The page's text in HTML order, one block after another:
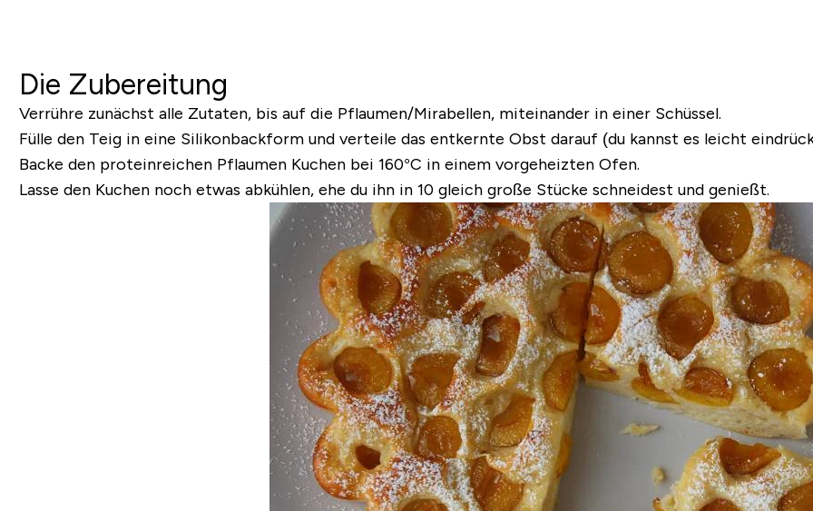
Die Zubereitung
Verrühre zunächst alle Zutaten, bis auf die Pflaumen/Mirabellen, miteinander in einer Schüssel.
Fülle den Teig in eine Silikonbackform und verteile das entkernte Obst darauf (du kannst es leicht
Backe den proteinreichen Pflaumen Kuchen bei 160°C in einem vorgeheizten Ofen.
Lasse den Kuchen noch etwas abkühlen, ehe du ihn in 10 gleich große Stücke schneidest und genießt.